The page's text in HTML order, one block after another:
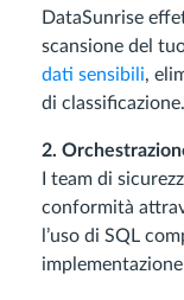
DataSunrise
scansione del
dati sensibili,
di classificazione.
2.
I team di
conformità
l’uso di SQL